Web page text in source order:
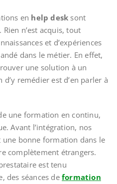
en help desk sont
n’est acquis, tout
et d’expériences
dans le métier. En effet,
une solution à un
remédier est d’en parler à
une formation en continu,
Avant l’intégration, nos
une bonne formation dans le
complètement étrangers.
est tenu
des séances deformation